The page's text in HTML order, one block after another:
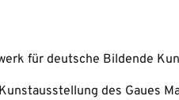
für deutsche Bildende
Kunstausstellung des Gaues